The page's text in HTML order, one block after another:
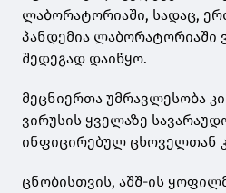
ლაბორატორიაში, სადაც,
პანდემია ლაბორატორიაში
შედეგად დაიწყო.
მეცნიერთა უმრავლესობა
ვირუსის ყველაზე
ინფიცირებულ ცხოველთან
ცნობისთვის, აშშ-ის